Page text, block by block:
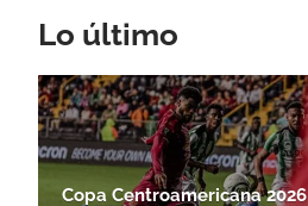
Lo último
Copa Centroamericana 2026